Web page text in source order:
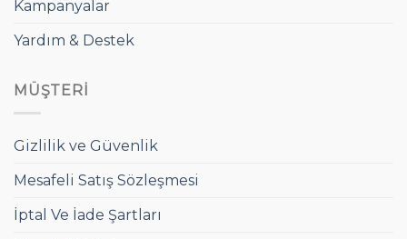
Kampanyalar
Yardım & Destek
MÜŞTERI
Gizlilik ve Güvenlik
Mesafeli Satış Sözleşmesi
İptal Ve İade Şartları